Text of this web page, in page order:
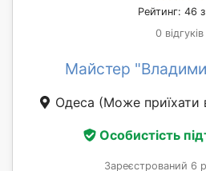
Рейтинг: 46
0 відгуків
Майстер
Одеса (Може приїхати
Особистість
Зареєстрований 6